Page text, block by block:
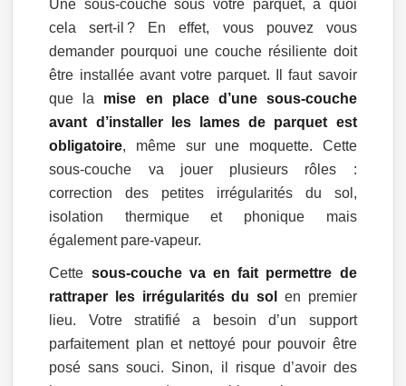
Une sous-couche sous votre parquet, à quoi
cela sert-il ? En effet, vous pouvez vous
demander pourquoi une couche résiliente doit
être installée avant votre parquet. Il faut savoir
que la mise en place d’une sous-couche
avant d’installer les lames de parquet est
obligatoire, même sur une moquette. Cette
sous-couche va jouer plusieurs rôles :
correction des petites irrégularités du sol,
isolation thermique et phonique mais
également pare-vapeur.
Cette sous-couche va en fait permettre de
rattraper les irrégularités du sol
en premier
lieu. Votre stratifié a besoin d’un support
parfaitement plan et nettoyé pour pouvoir être
posé sans souci. Sinon, il risque d’avoir des